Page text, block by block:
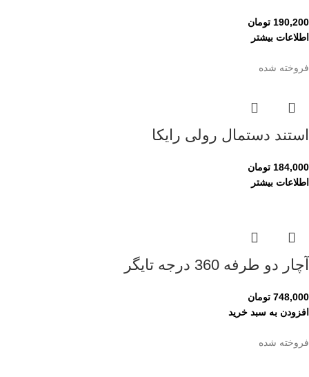
190,200 تومان
اطلاعات بیشتر
فروخته شده
استند دستمال رولی رایکا
184,000 تومان
اطلاعات بیشتر
آچار دو طرفه 360 درجه تایگر
748,000 تومان
افزودن به سبد خرید
فروخته شده